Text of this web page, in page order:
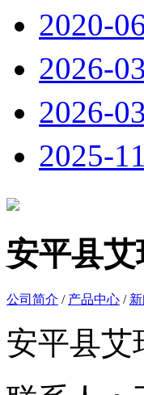
2020-
2026-
2026-
2025-
安平县
公司简介 / 产品中心 /
安平县艾